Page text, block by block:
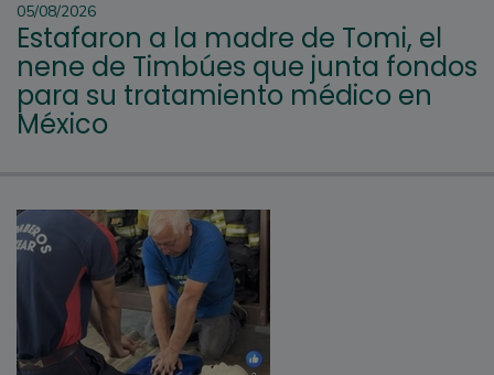
05/08/2026
Estafaron a la madre de Tomi, el
nene de Timbúes que junta fondos
para su tratamiento médico en
México